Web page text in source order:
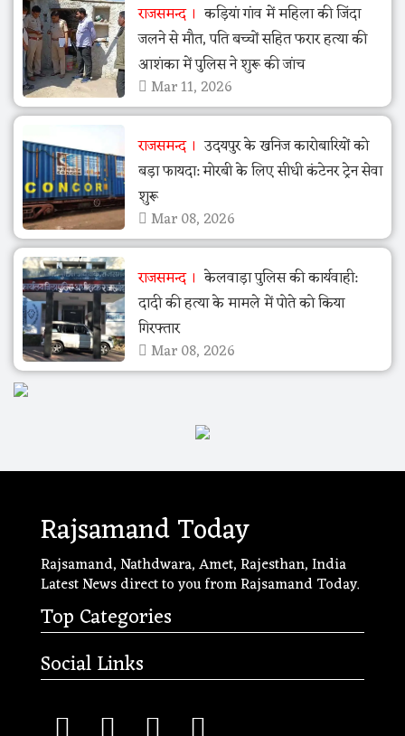
राजसमन्द
कड़ियां गांव में महिला की जिंदा
जलने से मौत, पति बच्चों सहित फरार हत्या की
आशंका में पुलिस ने शुरू की जांच
Mar 11, 2026
राजसमन्द
उदयपुर के खनिज कारोबारियों को
बड़ा फायदा: मोरबी के लिए सीधी कंटेनर ट्रेन सेवा
शुरू
Mar 08, 2026
राजसमन्द
केलवाड़ा पुलिस की कार्यवाही:
दादी की हत्या के मामले में पोते को किया
गिरफ्तार
Mar 08, 2026
Rajsamand Today
Rajsamand, Nathdwara, Amet, Rajesthan, India
Latest News direct to you from Rajsamand Today.
Top Categories
Social Links